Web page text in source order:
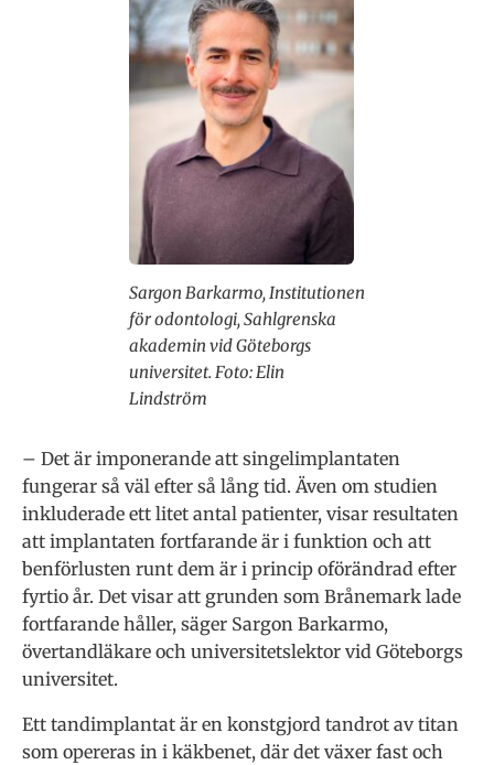
Sargon Barkarmo, Institutionen
för odontologi, Sahlgrenska
akademin vid Göteborgs
universitet. Foto: Elin
Lindström
– Det är imponerande att singelimplantaten
fungerar så väl efter så lång tid. Även om studien
inkluderade ett litet antal patienter, visar resultaten
att implantaten fortfarande är i funktion och att
benförlusten runt dem är i princip oförändrad efter
fyrtio år. Det visar att grunden som Brånemark lade
fortfarande håller, säger Sargon Barkarmo,
övertandläkare och universitetslektor vid Göteborgs
universitet.
Ett tandimplantat är en konstgjord tandrot av titan
som opereras in i käkbenet, där det växer fast och